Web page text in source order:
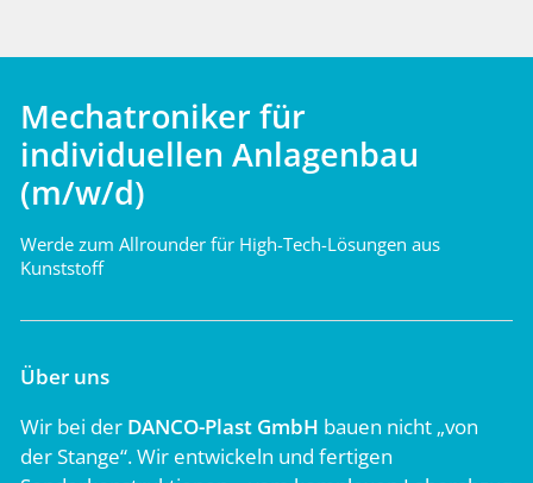
Mechatroniker für
individuellen Anlagenbau
(m/w/d)
Werde zum Allrounder für High-Tech-Lösungen aus
Kunststoff
Über uns
Wir bei der DANCO-Plast GmbH bauen nicht „von
der Stange“. Wir entwickeln und fertigen